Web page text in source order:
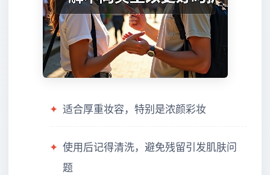
✦ 适合厚重妆容，特别是浓颜彩妆
✦ 使用后记得清洗，避免残留引发肌肤问
题